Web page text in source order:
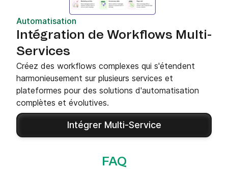
Automatisation
Intégration de Workflows Multi-
Services
Créez des workflows complexes qui s'étendent
harmonieusement sur plusieurs services et
plateformes pour des solutions d'automatisation
complètes et évolutives.
Intégrer Multi-Service
FAQ